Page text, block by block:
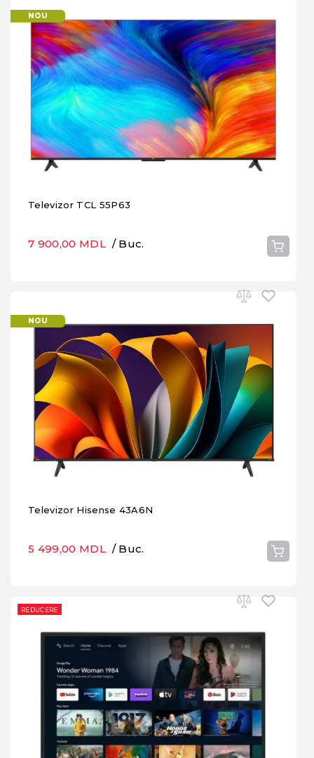
NOU
Televizor TCL 55P63
7 900,00 MDL / Buc.
NOU
Televizor Hisense 43A6N
5 499,00 MDL / Buc.
REDUCERE